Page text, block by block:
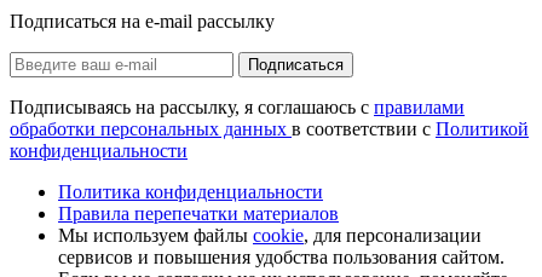
Подписаться на e-mail рассылку
Подписаться
Подписываясь на рассылку, я соглашаюсь с правилами
обработки персональных данных в соответствии с Политикой
конфиденциальности
Политика конфиденциальности
Правила перепечатки материалов
Мы используем файлы cookie, для персонализации
сервисов и повышения удобства пользования сайтом.